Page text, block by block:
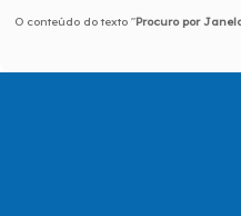
O conteúdo do texto "Procuro por